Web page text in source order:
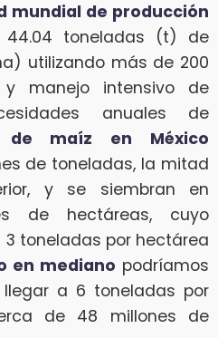
mundial de producción
toneladas (t) de
utilizando más de 200
manejo intensivo de
anuales de
de maíz en México
de toneladas, la mitad
y se siembran en
de hectáreas, cuyo
toneladas por hectárea
en mediano podríamos
a 6 toneladas por
de 48 millones de